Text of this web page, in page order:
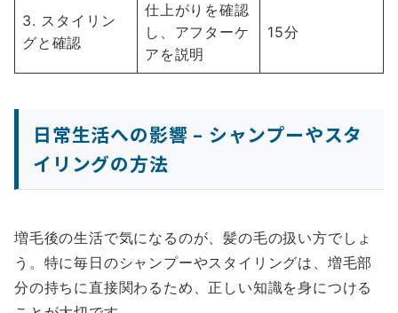
3. スタイリン
グと確認
仕上がりを確認
し、アフターケ
アを説明
15分
日常生活への影響 – シャンプーやスタ
イリングの方法
増毛後の生活で気になるのが、髪の毛の扱い方でしょ
う。特に毎日のシャンプーやスタイリングは、増毛部
分の持ちに直接関わるため、正しい知識を身につける